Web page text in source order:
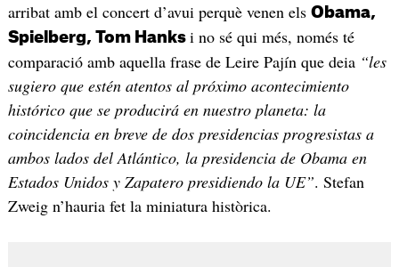
arribat amb el concert d’avui perquè venen els Obama,
Spielberg, Tom Hanks i no sé qui més, només té
comparació amb aquella frase de Leire Pajín que deia “les
sugiero que estén atentos al próximo acontecimiento
histórico que se producirá en nuestro planeta: la
coincidencia en breve de dos presidencias progresistas a
ambos lados del Atlántico, la presidencia de Obama en
Estados Unidos y Zapatero presidiendo la UE”. Stefan
Zweig n’hauria fet la miniatura històrica.